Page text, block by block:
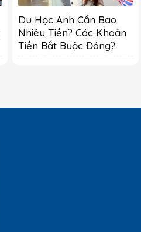
Du Học Anh Cần Bao
Nhiêu Tiền? Các Khoản
Tiền Bắt Buộc Đóng?